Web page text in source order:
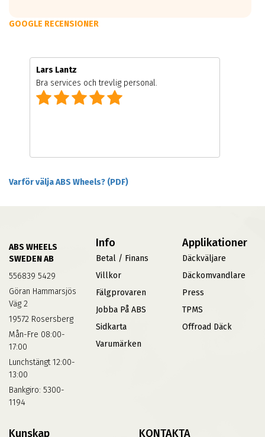
GOOGLE RECENSIONER
Lars Lantz
Bra services och trevlig personal.
Varför välja ABS Wheels? (PDF)
ABS WHEELS
SWEDEN AB
556839 5429
Göran Hammarsjös
Väg 2
19572 Rosersberg
Mån-Fre 08:00-
17:00
Lunchstängt 12:00-
13:00
Bankgiro: 5300-
1194
Info
Betal / Finans
Villkor
Fälgprovaren
Jobba På ABS
Sidkarta
Varumärken
Applikationer
Däckväljare
Däckomvandlare
Press
TPMS
Offroad Däck
Kunskap KONTAKTA